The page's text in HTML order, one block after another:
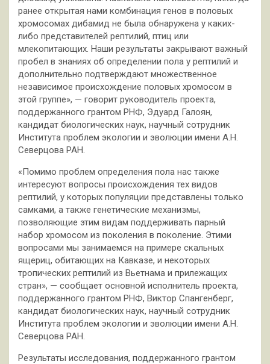
ранее открытая нами комбинация генов в половых
хромосомах дибамид не была обнаружена у каких-
либо представителей рептилий, птиц или
млекопитающих. Наши результаты закрывают важный
пробел в знаниях об определении пола у рептилий и
дополнительно подтверждают множественное
независимое происхождение половых хромосом в
этой группе», — говорит руководитель проекта,
поддержанного грантом РНФ, Эдуард Галоян,
кандидат биологических наук, научный сотрудник
Института проблем экологии и эволюции имени А.Н.
Северцова РАН.
«Помимо проблем определения пола нас также
интересуют вопросы происхождения тех видов
рептилий, у которых популяции представлены только
самками, а также генетические механизмы,
позволяющие этим видам поддерживать парный
набор хромосом из поколения в поколение. Этими
вопросами мы занимаемся на примере скальных
ящериц, обитающих на Кавказе, и некоторых
тропических рептилий из Вьетнама и прилежащих
стран», — сообщает основной исполнитель проекта,
поддержанного грантом РНФ, Виктор Спангенберг,
кандидат биологических наук, научный сотрудник
Института проблем экологии и эволюции имени А.Н.
Северцова РАН.
Результаты исследования, поддержанного грантом